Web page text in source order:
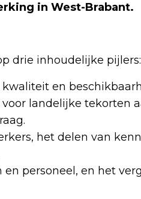
in West-Brabant.
drie inhoudelijke pijlers:
en
landelijke tekorten
het delen van
personeel, en het